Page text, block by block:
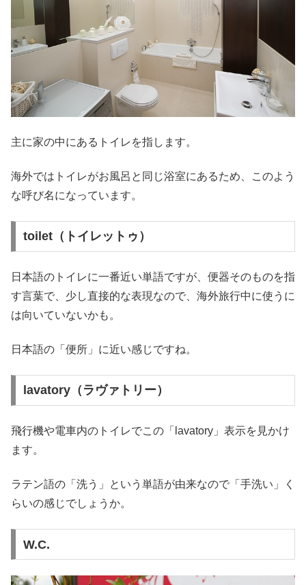
主に家の中にあるトイレを指します。
海外ではトイレがお風呂と同じ浴室にあるため、このよう
な呼び名になっています。
toilet（トイレットゥ）
日本語のトイレに一番近い単語ですが、便器そのものを指
す言葉で、少し直接的な表現なので、海外旅行中に使うに
は向いていないかも。
日本語の「便所」に近い感じですね。
lavatory（ラヴァトリー）
飛行機や電車内のトイレでこの「lavatory」表示を見かけ
ます。
ラテン語の「洗う」という単語が由来なので「手洗い」く
らいの感じでしょうか。
W.C.